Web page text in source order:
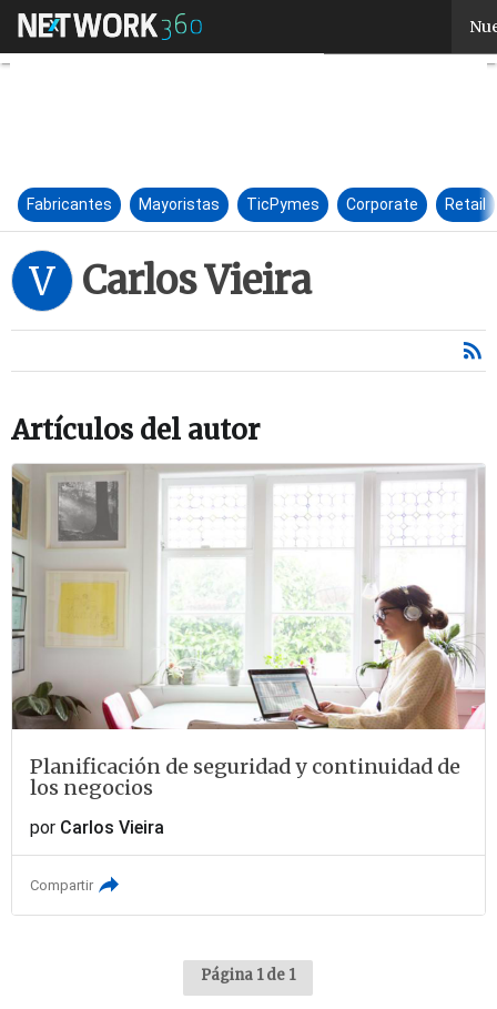
Carlos Vieira
Fabricantes Mayoristas TicPymes Corporate Retail
V Carlos Vieira
Artículos del autor
Planificación de seguridad y continuidad de
los negocios
por Carlos Vieira
Compartir
Página 1 de 1